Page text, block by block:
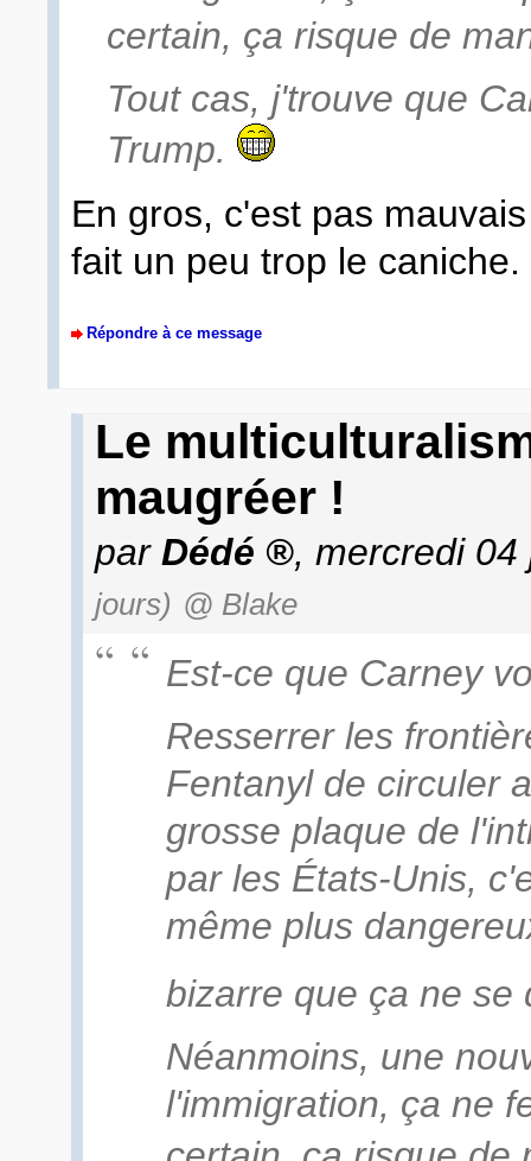
certain, ça risque de
Tout cas, j'trouve que
Trump.
En gros, c'est pas
fait un peu trop le caniche.
Répondre à ce message
Le
maugréer !
par Dédé , mercredi
jours) @ Blake
Est-ce que Carney
Resserrer les
Fentanyl de circuler
grosse plaque de
par les États-Unis,
même plus
bizarre que ça ne
Néanmoins, une
l'immigration, ça ne